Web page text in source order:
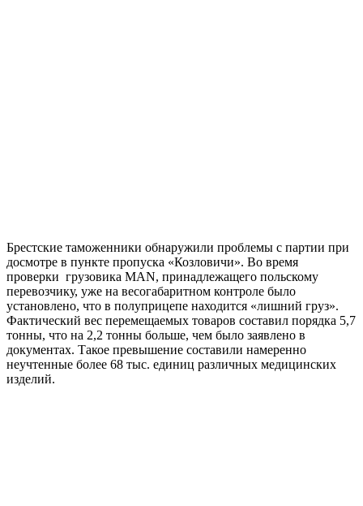
Брестские таможенники обнаружили проблемы с партии при
досмотре в пункте пропуска «Козловичи». Во время
проверки грузовика MAN, принадлежащего польскому
перевозчику, уже на весогабаритном контроле было
установлено, что в полуприцепе находится «лишний груз».
Фактический вес перемещаемых товаров составил порядка 5,7
тонны, что на 2,2 тонны больше, чем было заявлено в
документах. Такое превышение составили намеренно
неучтенные более 68 тыс. единиц различных медицинских
изделий.